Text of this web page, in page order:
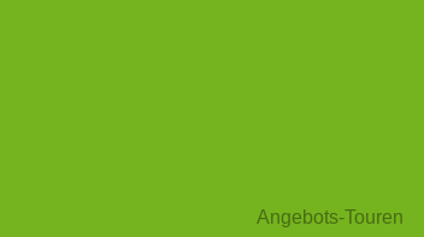
Angebots-Touren